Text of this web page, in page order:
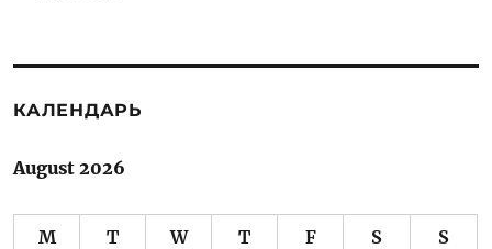
КАЛЕНДАРЬ
August 2026
M T W T F S S